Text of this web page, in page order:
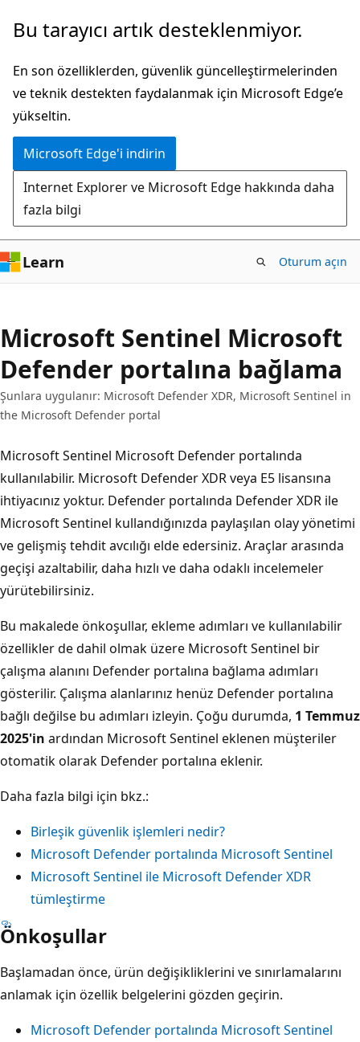
Ana
atla
Bu tarayıcı artık desteklenmiyor.
En son özelliklerden, güvenlik güncelleştirmelerinden
ve teknik destekten faydalanmak için Microsoft Edge’e
yükseltin.
Microsoft Edge'i indirin
Internet Explorer ve Microsoft Edge hakkında daha
fazla bilgi
Learn Oturum açın
Microsoft Sentinel Microsoft
Defender portalına bağlama
Şunlara uygulanır: Microsoft Defender XDR, Microsoft Sentinel in
the Microsoft Defender portal
Microsoft Sentinel Microsoft Defender portalında
kullanılabilir. Microsoft Defender XDR veya E5 lisansına
ihtiyacınız yoktur. Defender portalında Defender XDR ile
Microsoft Sentinel kullandığınızda paylaşılan olay yönetimi
ve gelişmiş tehdit avcılığı elde edersiniz. Araçlar arasında
geçişi azaltabilir, daha hızlı ve daha odaklı incelemeler
yürütebilirsiniz.
Bu makalede önkoşullar, ekleme adımları ve kullanılabilir
özellikler de dahil olmak üzere Microsoft Sentinel bir
çalışma alanını Defender portalına bağlama adımları
gösterilir. Çalışma alanlarınız henüz Defender portalına
bağlı değilse bu adımları izleyin. Çoğu durumda, 1 Temmuz
2025'in ardından Microsoft Sentinel eklenen müşteriler
otomatik olarak Defender portalına eklenir.
Daha fazla bilgi için bkz.:
Birleşik güvenlik işlemleri nedir?
Microsoft Defender portalında Microsoft Sentinel
Microsoft Sentinel ile Microsoft Defender XDR
tümleştirme
Önkoşullar
Başlamadan önce, ürün değişikliklerini ve sınırlamalarını
anlamak için özellik belgelerini gözden geçirin.
Microsoft Defender portalında Microsoft Sentinel